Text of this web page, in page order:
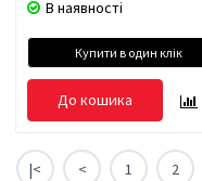
В наявності
Купити в один клік
До кошика
|< < 1 2